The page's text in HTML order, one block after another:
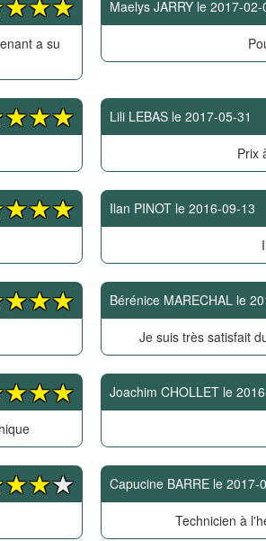
a su
Maelys JARRY le 2017-02-
Lili LEBAS le 2017-05-31
Prix
Ilan PINOT le 2016-09-13
Bérénice MARECHAL le
Je suis très satisfait
Joachim CHOLLET le
Capucine BARRE le 2017-
Technicien à